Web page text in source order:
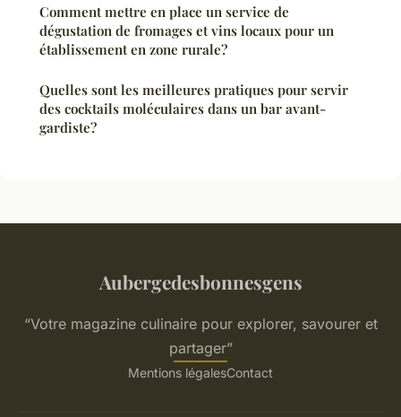
Comment mettre en place un service de
dégustation de fromages et vins locaux pour un
établissement en zone rurale?
Quelles sont les meilleures pratiques pour servir
des cocktails moléculaires dans un bar avant-
gardiste?
Aubergedesbonnesgens
“Votre magazine culinaire pour explorer, savourer et
partager”
Mentions légalesContact